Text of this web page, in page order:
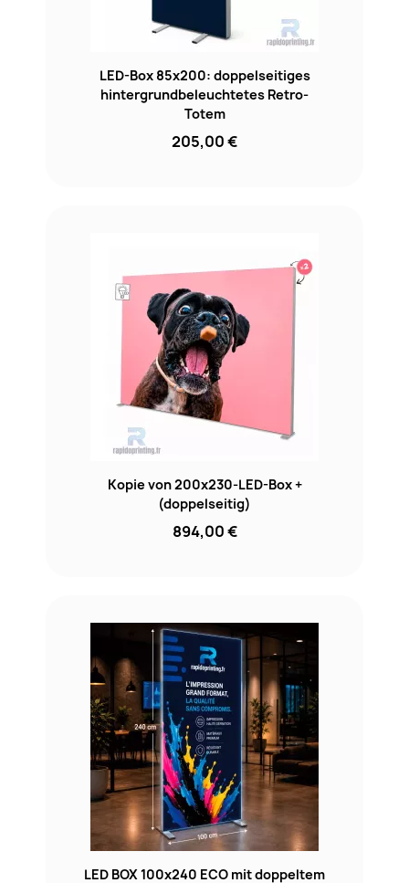
LED-Box 85x200: doppelseitiges
hintergrundbeleuchtetes Retro-
Totem
205,00 €
Kopie von 200x230-LED-Box +
(doppelseitig)
894,00 €
LED BOX 100x240 ECO mit doppeltem